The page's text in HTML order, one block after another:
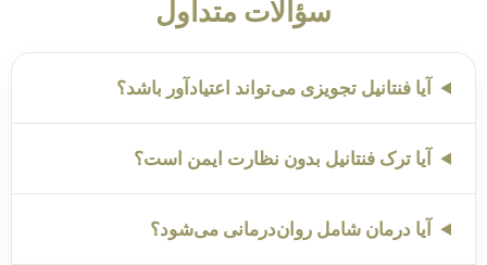
سؤالات متداول
آیا فنتانیل تجویزی می‌تواند اعتیادآور باشد؟
آیا ترک فنتانیل بدون نظارت ایمن است؟
آیا درمان شامل روان‌درمانی می‌شود؟